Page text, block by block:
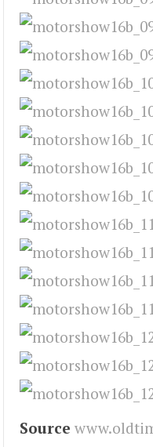
Source